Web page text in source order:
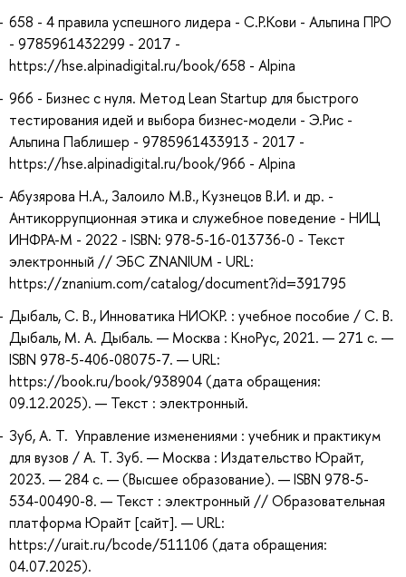
658 - 4 правила успешного лидера - С.Р.Кови - Альпина ПРО
- 9785961432299 - 2017 -
https://hse.alpinadigital.ru/book/658 - Alpina
966 - Бизнес с нуля. Метод Lean Startup для быстрого
тестирования идей и выбора бизнес-модели - Э.Рис -
Альпина Паблишер - 9785961433913 - 2017 -
https://hse.alpinadigital.ru/book/966 - Alpina
Абузярова Н.А., Залоило М.В., Кузнецов В.И. и др. -
Антикоррупционная этика и служебное поведение - НИЦ
ИНФРА-М - 2022 - ISBN: 978-5-16-013736-0 - Текст
электронный // ЭБС ZNANIUM - URL:
https://znanium.com/catalog/document?id=391795
Дыбаль, С. В., Инноватика НИОКР. : учебное пособие / С. В.
Дыбаль, М. А. Дыбаль. — Москва : КноРус, 2021. — 271 с. —
ISBN 978-5-406-08075-7. — URL:
https://book.ru/book/938904 (дата обращения:
09.12.2025). — Текст : электронный.
Зуб, А. Т. Управление изменениями : учебник и практикум
для вузов / А. Т. Зуб. — Москва : Издательство Юрайт,
2023. — 284 с. — (Высшее образование). — ISBN 978-5-
534-00490-8. — Текст : электронный // Образовательная
платформа Юрайт [сайт]. — URL:
https://urait.ru/bcode/511106 (дата обращения:
04.07.2025).